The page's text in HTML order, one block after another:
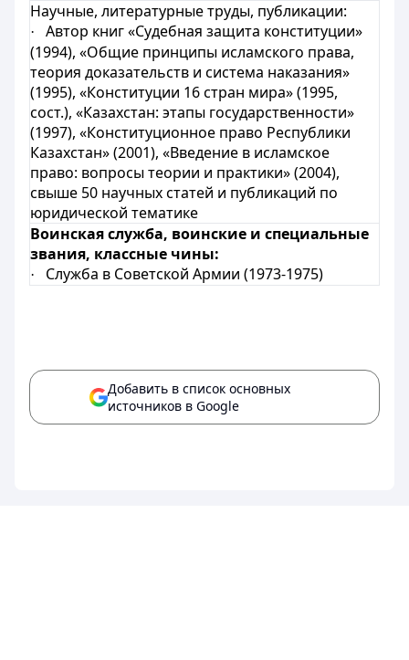
Научные, литературные труды, публикации:
·
Автор книг «Судебная защита конституции»
(1994), «Общие принципы исламского права,
теория доказательств и система наказания»
(1995), «Конституции 16 стран мира» (1995,
сост.), «Казахстан: этапы государственности»
(1997), «Конституционное право Республики
Казахстан» (2001), «Введение в исламское
право: вопросы теории и практики» (2004),
свыше 50 научных статей и публикаций по
юридической тематике
Воинская служба, воинские и специальные
звания, классные чины:
· Служба в Советской Армии (1973-1975)
Добавить в список основных
источников в Google